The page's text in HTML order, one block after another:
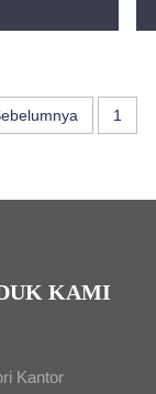
1
KAMI
Kantor